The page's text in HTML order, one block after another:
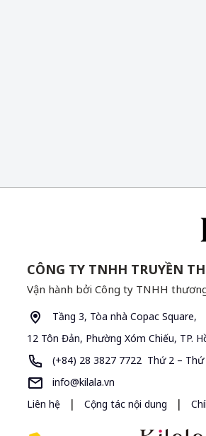
CÔNG TY TNHH TRUYỀN
Vận hành bởi Công ty TNHH
Tầng 3, Tòa nhà Copac Square,
12 Tôn Đản, Phường Xóm Chiếu, TP.
(+84) 28 3827 7722 Thứ 2 –
info@kilala.vn
Liên hệ
| Cộng tác nội dung |